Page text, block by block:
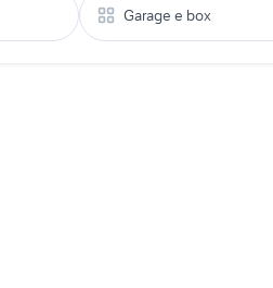
Garage e box